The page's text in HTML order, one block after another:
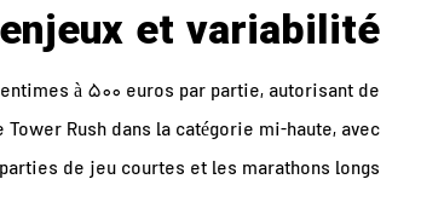
et variabilité
à 500 euros par partie, autorisant de
Rush dans la catégorie mi-haute, avec
de jeu courtes et les marathons longs.